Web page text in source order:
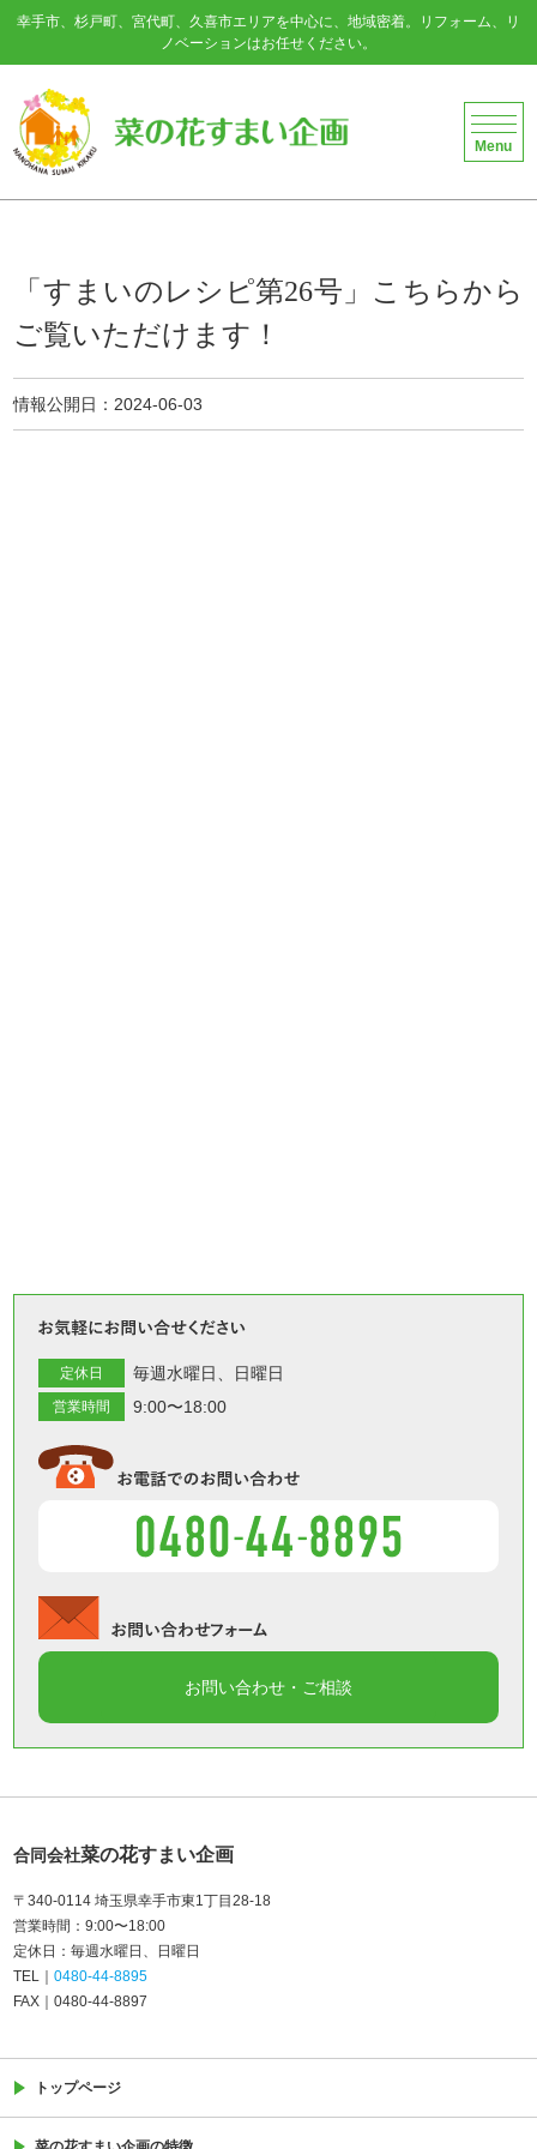
幸手市、杉戸町、宮代町、久喜市エリアを中心に、地域密着。リフォーム、リ
ノベーションはお任せください。
Menu
「すまいのレシピ第26号」こちらから
ご覧いただけます！
情報公開日 2024-06-03
定休日 毎週水曜日 日曜日
営業時間 9:00〜18:00
合同会社菜の花すまい企画
〒340-0114 埼玉県幸手市東1丁目28-18
営業時間
9:00〜18:00
定休日
毎週水曜日
日曜日
TEL
0480-44-8895
FAX
0480-44-8897
トップページ